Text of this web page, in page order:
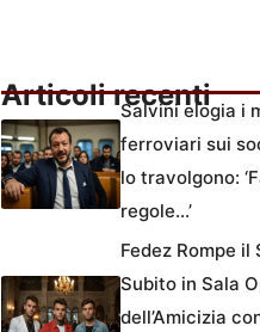
Articoli recenti
Salvini elogia i
ferroviari sui
lo travolgono:
regole…’
Fedez Rompe il
Subito in Sala
dell’Amicizia